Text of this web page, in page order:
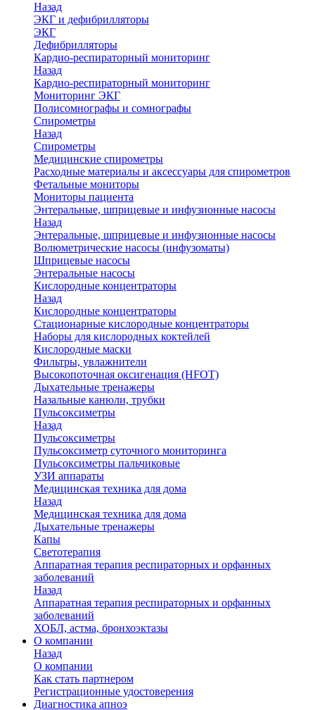
Назад
ЭКГ и дефибрилляторы
ЭКГ
Дефибрилляторы
Кардио-респираторный мониторинг
Назад
Кардио-респираторный мониторинг
Мониторинг ЭКГ
Полисомнографы и сомнографы
Спирометры
Назад
Спирометры
Медицинские спирометры
Расходные материалы и аксессуары для спирометров
Фетальные мониторы
Мониторы пациента
Энтеральные, шприцевые и инфузионные насосы
Назад
Энтеральные, шприцевые и инфузионные насосы
Волюметрические насосы (инфузоматы)
Шприцевые насосы
Энтеральные насосы
Кислородные концентраторы
Назад
Кислородные концентраторы
Стационарные кислородные концентраторы
Наборы для кислородных коктейлей
Кислородные маски
Фильтры, увлажнители
Высокопоточная оксигенация (HFOT)
Дыхательные тренажеры
Назальные канюли, трубки
Пульсоксиметры
Назад
Пульсоксиметры
Пульсоксиметр суточного мониторинга
Пульсоксиметры пальчиковые
УЗИ аппараты
Медицинская техника для дома
Назад
Медицинская техника для дома
Дыхательные тренажеры
Капы
Светотерапия
Аппаратная терапия респираторных и орфанных
заболеваний
Назад
Аппаратная терапия респираторных и орфанных
заболеваний
ХОБЛ, астма, бронхоэктазы
О компании
Назад
О компании
Как стать партнером
Регистрационные удостоверения
Диагностика апноэ